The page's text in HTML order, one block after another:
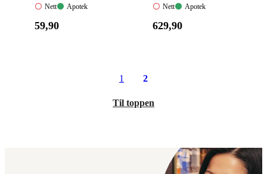
Nett:
tilgjengelig
Nett
Apotek:
Apotek
Pris:
59,90
Nett:
tilgjengelig
Nett
Apotek:
Apotek
Pris:
629,90
1 2
Til toppen